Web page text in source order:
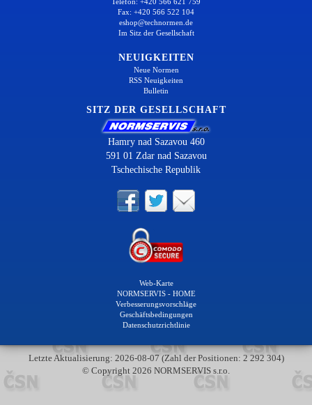
Fax: +420 566 522 104
eshop@technormen.de
Im Sitz der Gesellschaft
NEUIGKEITEN
Neue Normen
RSS Neuigkeiten
Bulletin
SITZ DER GESELLSCHAFT
Hamry nad Sazavou 460
591 01 Zdar nad Sazavou
Tschechische Republik
Web-Karte
NORMSERVIS - HOME
Verbesserungsvorschläge
Geschäftsbedingungen
Datenschutzrichtlinie
Letzte Aktualisierung: 2026-08-07 (Zahl der Positionen: 2 292 304)
© Copyright 2026 NORMSERVIS s.r.o.